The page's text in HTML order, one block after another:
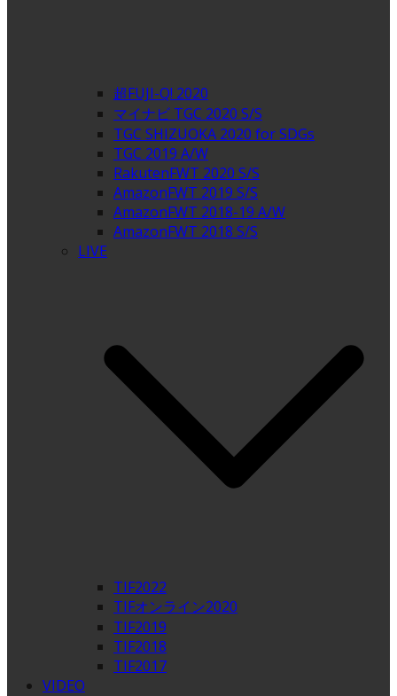
超FUJI-Q! 2020
マイナビ TGC 2020 S/S
TGC SHIZUOKA 2020 for SDGs
TGC 2019 A/W
RakutenFWT 2020 S/S
AmazonFWT 2019 S/S
AmazonFWT 2018-19 A/W
AmazonFWT 2018 S/S
LIVE
TIF2022
TIFオンライン2020
TIF2019
TIF2018
TIF2017
VIDEO